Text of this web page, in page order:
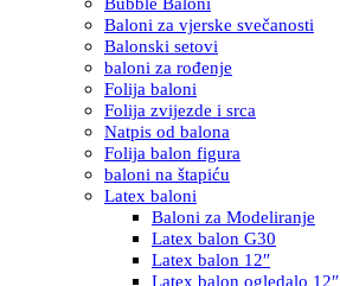
Baloni za vjerske svečanosti
Balonski setovi
baloni za rođenje
Folija baloni
Folija zvijezde i srca
Natpis od balona
Folija balon figura
baloni na štapiću
Latex baloni
Baloni za Modeliranje
Latex balon G30
Latex balon 12″
Latex balon ogledalo 12″